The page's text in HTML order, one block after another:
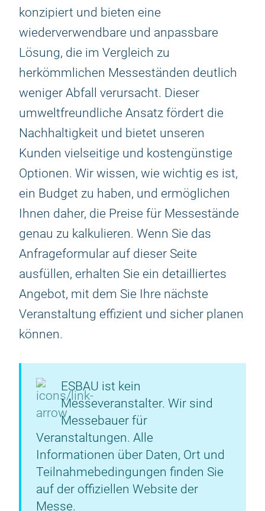
konzipiert und bieten eine
wiederverwendbare und anpassbare
Lösung, die im Vergleich zu
herkömmlichen Messeständen deutlich
weniger Abfall verursacht. Dieser
umweltfreundliche Ansatz fördert die
Nachhaltigkeit und bietet unseren
Kunden vielseitige und kostengünstige
Optionen. Wir wissen, wie wichtig es ist,
ein Budget zu haben, und ermöglichen
Ihnen daher, die Preise für Messestände
genau zu kalkulieren. Wenn Sie das
Anfrageformular auf dieser Seite
ausfüllen, erhalten Sie ein detailliertes
Angebot, mit dem Sie Ihre nächste
Veranstaltung effizient und sicher planen
können.
ESBAU ist kein
Messeveranstalter. Wir sind
Messebauer für
Veranstaltungen. Alle
Informationen über Daten, Ort und
Teilnahmebedingungen finden Sie
auf der offiziellen Website der
Messe.